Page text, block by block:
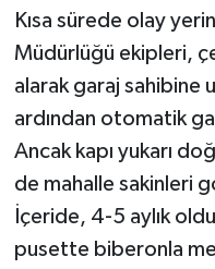
Kısa sürede olay
Müdürlüğü ekipleri,
alarak garaj sahibine
ardından otomatik
Ancak kapı yukarı
de mahalle sakinleri
İçeride, 4-5 aylık
pusette biberonla